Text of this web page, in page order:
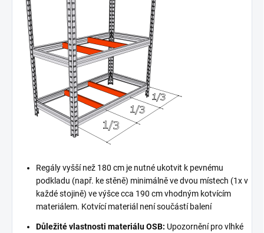
Regály vyšší než 180 cm je nutné ukotvit k pevnému
podkladu (např. ke stěně) minimálně ve dvou místech (1x v
každé stojině) ve výšce cca 190 cm vhodným kotvícím
materiálem. Kotvící materiál není součástí balení
Důležité vlastnosti materiálu OSB: Upozornění pro vlhké